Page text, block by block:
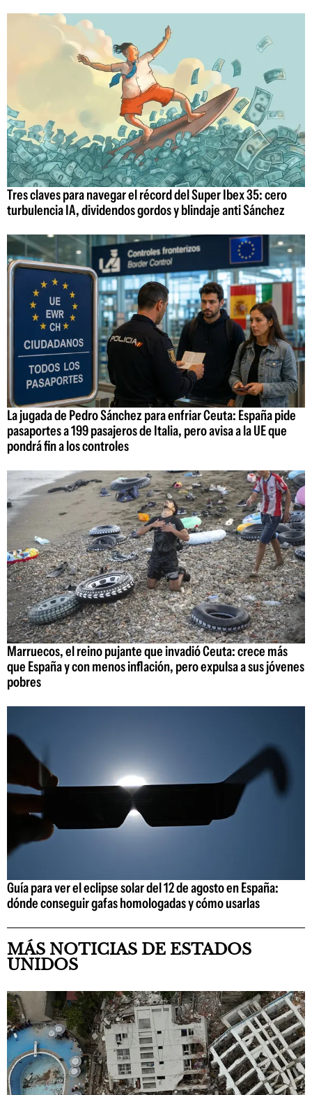
Tres claves para navegar el récord del Super Ibex 35: cero
turbulencia IA, dividendos gordos y blindaje anti Sánchez
La jugada de Pedro Sánchez para enfriar Ceuta: España pide
pasaportes a 199 pasajeros de Italia, pero avisa a la UE que
pondrá fin a los controles
Marruecos, el reino pujante que invadió Ceuta: crece más
que España y con menos inflación, pero expulsa a sus jóvenes
pobres
Guía para ver el eclipse solar del 12 de agosto en España:
dónde conseguir gafas homologadas y cómo usarlas
MÁS NOTICIAS DE ESTADOS
UNIDOS